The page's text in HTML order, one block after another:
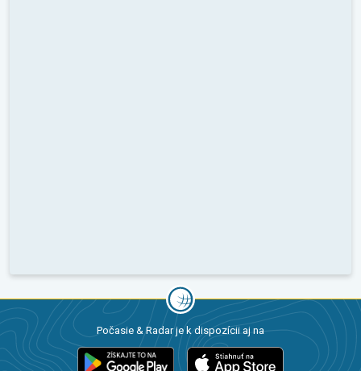
Počasie & Radar je k dispozícii aj na